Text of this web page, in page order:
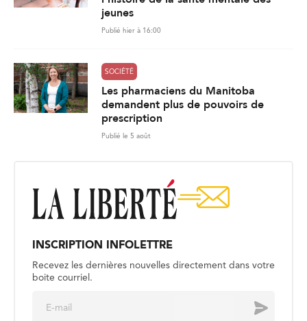
jeunes
Publié hier à 16:00
SOCIÉTÉ
Les pharmaciens du Manitoba
demandent plus de pouvoirs de
prescription
Publié le 5 août
INSCRIPTION INFOLETTRE
Recevez les dernières nouvelles directement dans votre
boite courriel.
Envoyer